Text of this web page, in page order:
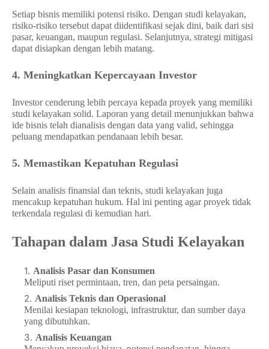
Setiap bisnis memiliki potensi risiko. Dengan studi kelayakan,
risiko-risiko tersebut dapat diidentifikasi sejak dini, baik dari sisi
pasar, keuangan, maupun regulasi. Selanjutnya, strategi mitigasi
dapat disiapkan dengan lebih matang.
4. Meningkatkan Kepercayaan Investor
Investor cenderung lebih percaya kepada proyek yang memiliki
studi kelayakan solid. Laporan yang detail menunjukkan bahwa
ide bisnis telah dianalisis dengan data yang valid, sehingga
peluang mendapatkan pendanaan lebih besar.
5. Memastikan Kepatuhan Regulasi
Selain analisis finansial dan teknis, studi kelayakan juga
mencakup kepatuhan hukum. Hal ini penting agar proyek tidak
terkendala regulasi di kemudian hari.
Tahapan dalam Jasa Studi Kelayakan
Analisis Pasar dan Konsumen
Meliputi riset permintaan, tren, dan peta persaingan.
Analisis Teknis dan Operasional
Menilai kesiapan teknologi, infrastruktur, dan sumber daya
yang dibutuhkan.
Analisis Keuangan